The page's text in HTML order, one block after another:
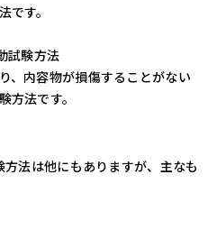
です。
験方法
、内容物が損傷することがない
方法です。
法は他にもありますが、主なも